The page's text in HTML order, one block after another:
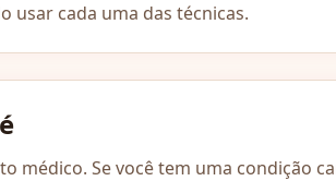
usar cada uma das técnicas.
médico. Se você tem uma condição